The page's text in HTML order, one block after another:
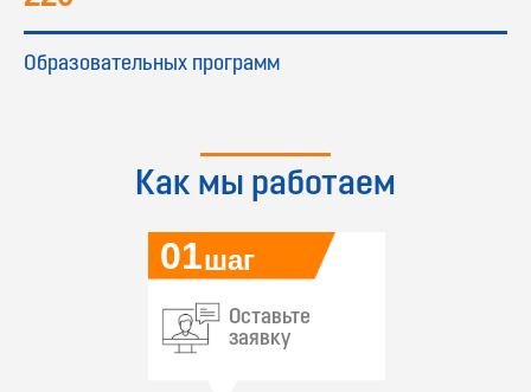
Образовательных программ
Как мы работаем
01
Оставьте
заявку
шаг